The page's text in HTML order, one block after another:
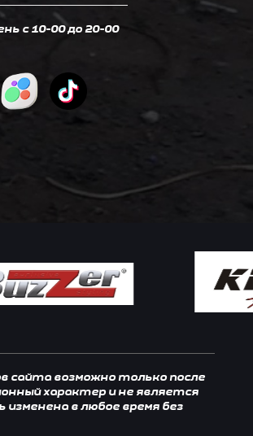
c 10-00 до 20-00
сайта возможно только после
характер и не является
в любое время без